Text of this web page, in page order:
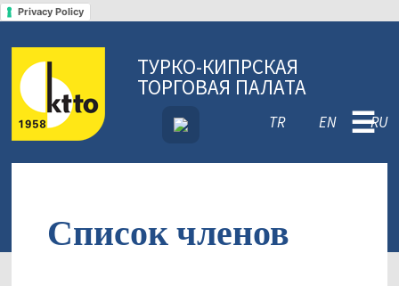
Privacy Policy
ТУРКО-КИПРСКАЯ
ТОРГОВАЯ ПАЛАТА
TR EN RU
☰
Список членов